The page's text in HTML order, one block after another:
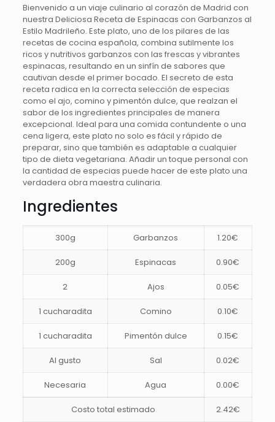
Bienvenido a un viaje culinario al corazón de Madrid con
nuestra Deliciosa Receta de Espinacas con Garbanzos al
Estilo Madrileño. Este plato, uno de los pilares de las
recetas de cocina española, combina sutilmente los
ricos y nutritivos garbanzos con las frescas y vibrantes
espinacas, resultando en un sinfín de sabores que
cautivan desde el primer bocado. El secreto de esta
receta radica en la correcta selección de especias
como el ajo, comino y pimentón dulce, que realzan el
sabor de los ingredientes principales de manera
excepcional. Ideal para una comida contundente o una
cena ligera, este plato no solo es fácil y rápido de
preparar, sino que también es adaptable a cualquier
tipo de dieta vegetariana. Añadir un toque personal con
la cantidad de especias puede hacer de este plato una
verdadera obra maestra culinaria.
Ingredientes
300g Garbanzos 1.20€
200g Espinacas 0.90€
2 Ajos 0.05€
1 cucharadita Comino 0.10€
1 cucharadita Pimentón dulce 0.15€
Al gusto Sal 0.02€
Necesaria Agua 0.00€
Costo total estimado 2.42€